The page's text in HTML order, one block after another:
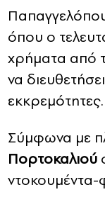
όπου ο
χρήματα από
να
εκκρεμότητες.
Σύμφωνα με
Πορτοκαλιού
ντοκουμέντα-